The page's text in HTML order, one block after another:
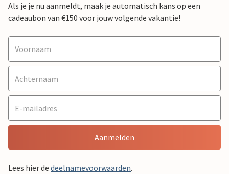
Als je je nu aanmeldt, maak je automatisch kans op een
cadeaubon van €150 voor jouw volgende vakantie!
Aanmelden
Lees hier de deelnamevoorwaarden.